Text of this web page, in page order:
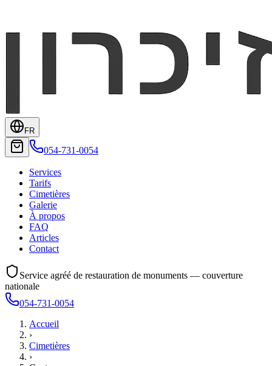
FR
054-731-0054
Services
Tarifs
Cimetières
Galerie
À propos
FAQ
Articles
Contact
Service agréé de restauration de monuments — couverture
nationale
054-731-0054
Accueil
›
Cimetières
›